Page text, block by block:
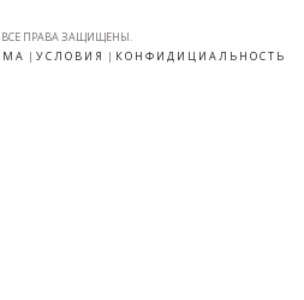
ВСЕ ПРАВА ЗАЩИЩЕНЫ.
| УСЛОВИЯ | КОНФИДИЦИАЛЬНОСТЬ